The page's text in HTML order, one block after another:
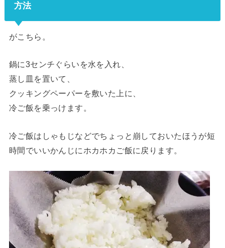
方法
がこちら。
鍋に3センチぐらいを水を入れ、
蒸し皿を置いて、
クッキングペーパーを敷いた上に、
冷ご飯を乗っけます。
冷ご飯はしゃもじなどでちょっと崩しておいたほうが短
時間でいいかんじにホカホカご飯に戻ります。